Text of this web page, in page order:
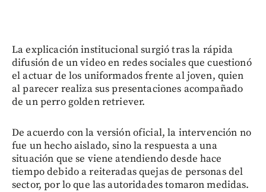
La explicación institucional surgió tras la rápida
difusión de un video en redes sociales que cuestionó
el actuar de los uniformados frente al joven, quien
al parecer realiza sus presentaciones acompañado
de un perro golden retriever.
De acuerdo con la versión oficial, la intervención no
fue un hecho aislado, sino la respuesta a una
situación que se viene atendiendo desde hace
tiempo debido a reiteradas quejas de personas del
sector, por lo que las autoridades tomaron medidas.